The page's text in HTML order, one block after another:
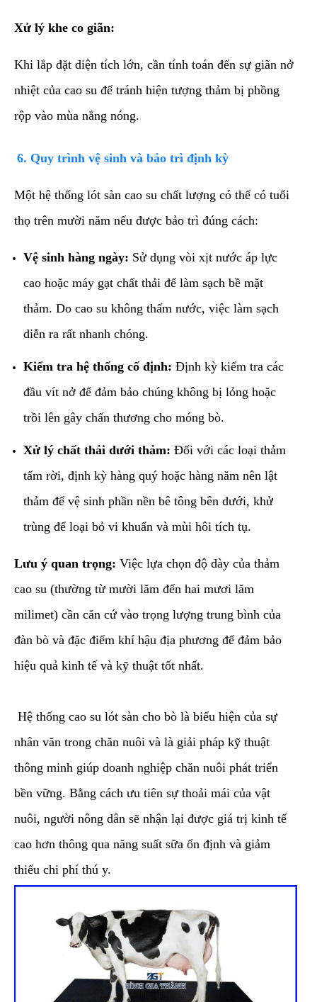
Xử lý khe co giãn:
Khi lắp đặt diện tích lớn, cần tính toán đến sự giãn nở
nhiệt của cao su để tránh hiện tượng thảm bị phồng
rộp vào mùa nắng nóng.
​6. Quy trình vệ sinh và bảo trì định kỳ
​Một hệ thống lót sàn cao su chất lượng có thể có tuổi
thọ trên mười năm nếu được bảo trì đúng cách:
Vệ sinh hàng ngày: Sử dụng vòi xịt nước áp lực
cao hoặc máy gạt chất thải để làm sạch bề mặt
thảm. Do cao su không thấm nước, việc làm sạch
diễn ra rất nhanh chóng.
Kiểm tra hệ thống cố định: Định kỳ kiểm tra các
đầu vít nở để đảm bảo chúng không bị lỏng hoặc
trồi lên gây chấn thương cho móng bò.
Xử lý chất thải dưới thảm: Đối với các loại thảm
tấm rời, định kỳ hàng quý hoặc hàng năm nên lật
thảm để vệ sinh phần nền bê tông bên dưới, khử
trùng để loại bỏ vi khuẩn và mùi hôi tích tụ.
Lưu ý quan trọng: Việc lựa chọn độ dày của thảm
cao su (thường từ mười lăm đến hai mươi lăm
milimet) cần căn cứ vào trọng lượng trung bình của
đàn bò và đặc điểm khí hậu địa phương để đảm bảo
hiệu quả kinh tế và kỹ thuật tốt nhất.
​Hệ thống cao su lót sàn cho bò là biểu hiện của sự
nhân văn trong chăn nuôi và là giải pháp kỹ thuật
thông minh giúp doanh nghiệp chăn nuôi phát triển
bền vững. Bằng cách ưu tiên sự thoải mái của vật
nuôi, người nông dân sẽ nhận lại được giá trị kinh tế
cao hơn thông qua năng suất sữa ổn định và giảm
thiểu chi phí thú y.